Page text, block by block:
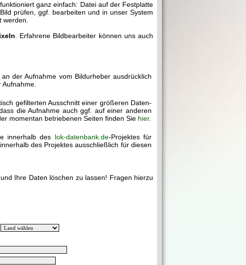
ganz einfach: Datei auf der Festplatte
prüfen, ggf. bearbeiten und in unser System
. Erfahrene Bildbearbeiter können uns auch
der Aufnahme vom Bildurheber ausdrücklich
gefilterten Ausschnitt einer größeren Daten-
die Aufnahme auch ggf. auf einer anderen
momentan betriebenen Seiten finden Sie hier.
innerhalb des lok-datenbank.de-Projektes für
des Projektes ausschließlich für diesen
Ihre Daten löschen zu lassen! Fragen hierzu